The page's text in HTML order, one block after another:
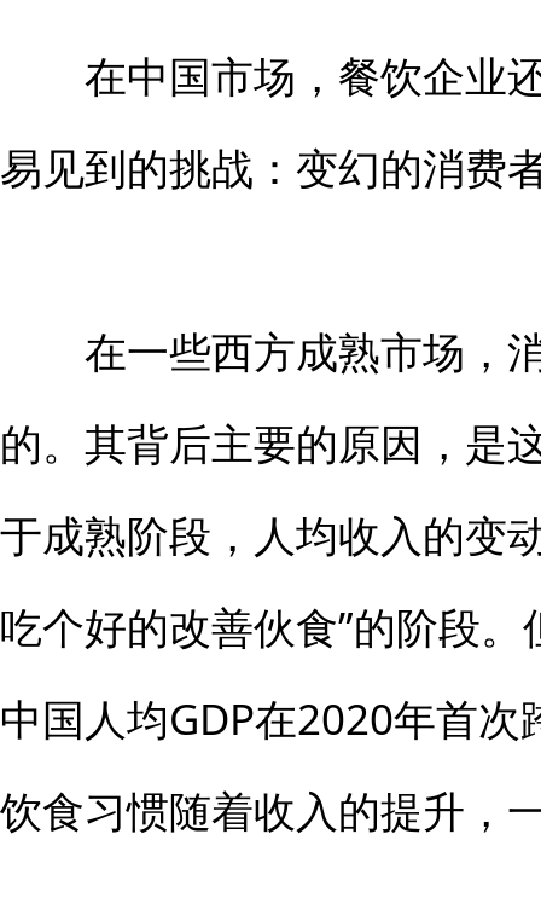
在中国市场，餐饮企业
易见到的挑战：变幻的消费
在一些西方成熟市场，
的。其背后主要的原因，是
于成熟阶段，人均收入的变
吃个好的改善伙食”的阶段
中国人均GDP在2020年首
饮食习惯随着收入的提升，